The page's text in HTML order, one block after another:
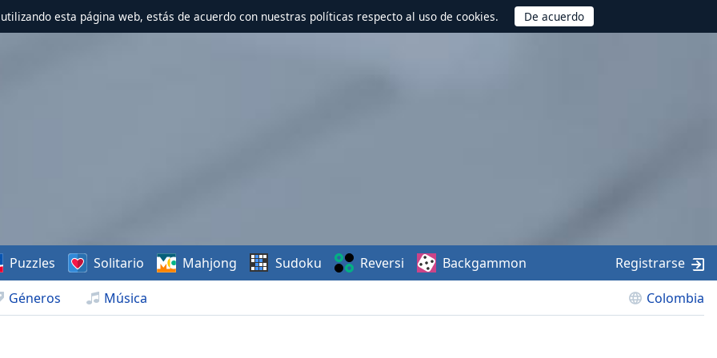
esta página web, estás de acuerdo con nuestras políticas respecto al uso de cookies.
Géneros Música Colombia
Puzzles Solitario Mahjong Sudoku Reversi Backgammon Registrarse